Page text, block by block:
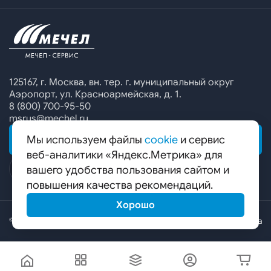
Сбор коммерческих предложений
Специальные предложения
Калькулятор металла
Ижсталь
Уральская кузница
Белорецкий металлургический комбинат
Гурьевский филиал ЧМК
125167, г. Москва, вн. тер. г. муниципальный округ
Аэропорт, ул. Красноармейская, д. 1.
8 (800) 700-95-50
msrus@mechel.ru
ОБРАТНАЯ СВЯЗЬ
© ООО «Мечел-Сервис», 2026 Карта сайта
Мы используем файлы cookie и сервис
веб-аналитики «Яндекс.Метрика» для
вашего удобства пользования сайтом и
повышения качества рекомендаций.
Хорошо